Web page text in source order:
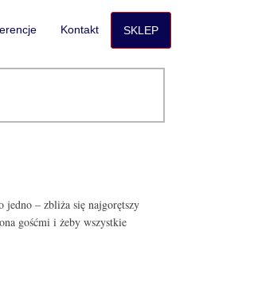
Kontakt SKLEP
– zbliża się najgorętszy
gośćmi i żeby wszystkie